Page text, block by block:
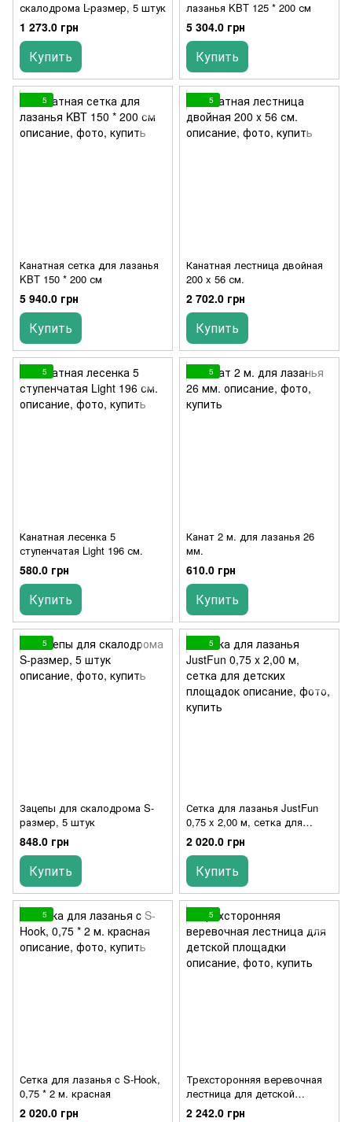
скалодрома L-размер, 5 штук
1 273.0 грн
Купить
лазанья KBT 125 * 200 см
5 304.0 грн
Купить
5
Канатная сетка для лазанья
KBT 150 * 200 см
5 940.0 грн
Купить
5
Канатная лестница двойная
200 x 56 см.
2 702.0 грн
Купить
5
Канатная лесенка 5
ступенчатая Light 196 см.
580.0 грн
Купить
5
Канат 2 м. для лазанья 26
мм.
610.0 грн
Купить
5
Зацепы для скалодрома S-
размер, 5 штук
848.0 грн
Купить
5
Сетка для лазанья JustFun
0,75 x 2,00 м, сетка для
детских площадок
2 020.0 грн
Купить
5
Сетка для лазанья c S-Hook,
0,75 * 2 м. краcная
2 020.0 грн
5
Трехсторонняя веревочная
лестница для детской
площадки
2 242.0 грн